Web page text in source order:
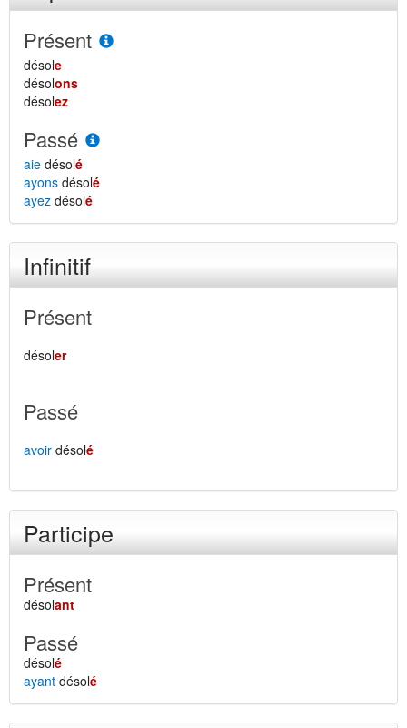
Présent
désole
désolons
désolez
Passé
aie désolé
ayons désolé
ayez désolé
Infinitif
Présent
désoler
Passé
avoir désolé
Participe
Présent
désolant
Passé
désolé
ayant désolé